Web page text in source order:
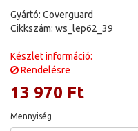
Gyártó: Coverguard
Cikkszám: ws_lep62_39
Készlet információ:
Rendelésre
13 970 Ft
Mennyiség